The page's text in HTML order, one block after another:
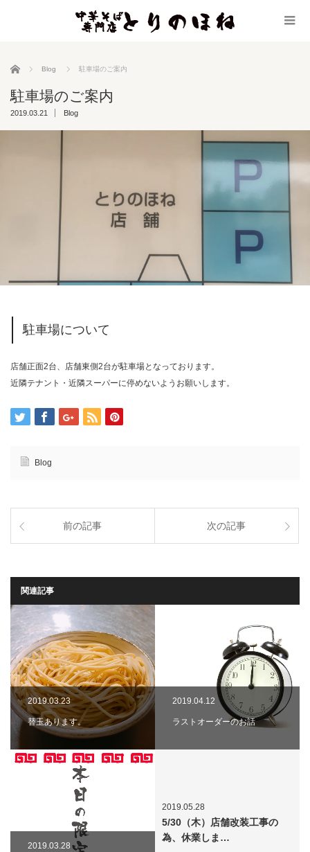
ホーム Blog 駐車場のご案内
駐車場のご案内
2019.03.21 Blog
駐車場について
店舗正面2台、店舗東側2台が駐車場となっております。
近隣テナント・近隣スーパーに停めないようお願いします。
Blog
前の記事 次の記事
関連記事
2019.03.23
替玉あります。
2019.04.12
ラストオーダーのお話
2019.03.28
2019.05.28
5/30（木）店舗改装工事の
為、休業しま…